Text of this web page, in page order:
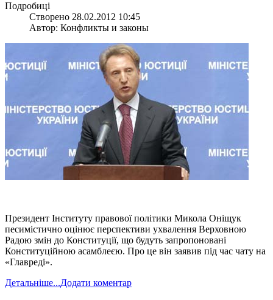
Подробиці
Створено 28.02.2012 10:45
Автор: Конфликты и законы
Президент Інституту правової політики Микола Оніщук
песимістично оцінює перспективи ухвалення Верховною
Радою змін до Конституції, що будуть запропоновані
Конституційною асамблеєю. Про це він заявив під час чату на
«Главреді».
Детальніше...Додати коментар